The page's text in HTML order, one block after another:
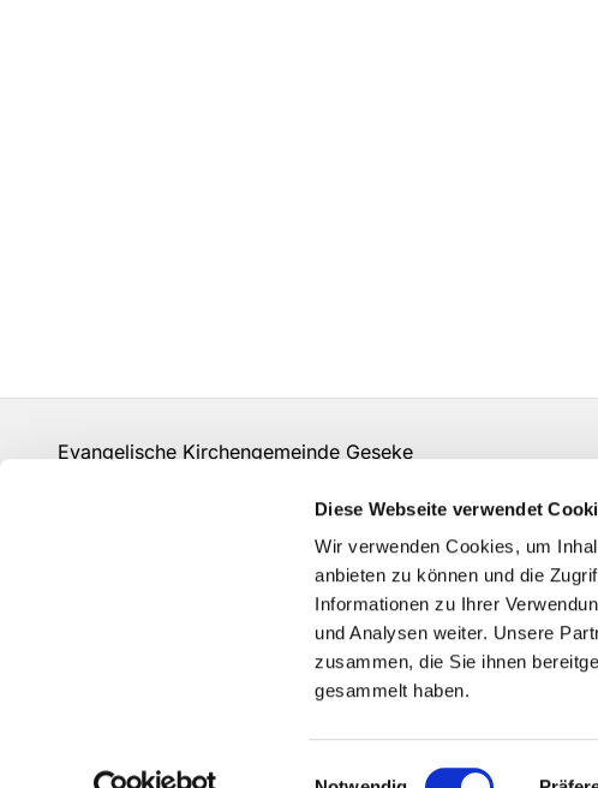
Diese Webseite verwendet
Wir verwenden Cookies, um
anbieten zu können und die
Informationen zu Ihrer
und Analysen weiter. Unsere
zusammen, die Sie ihnen
gesammelt haben.
Einwilligungsauswahl
Evangelische Kirchengemeinde Geseke
Auf den Strickern 43 - 59590 Geseke